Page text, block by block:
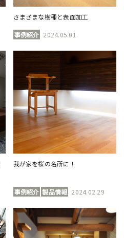
さまざまな樹種と表面加工
事例紹介 2024.05.01
我が家を桜の名所に！
事例紹介 製品情報 2024.02.29